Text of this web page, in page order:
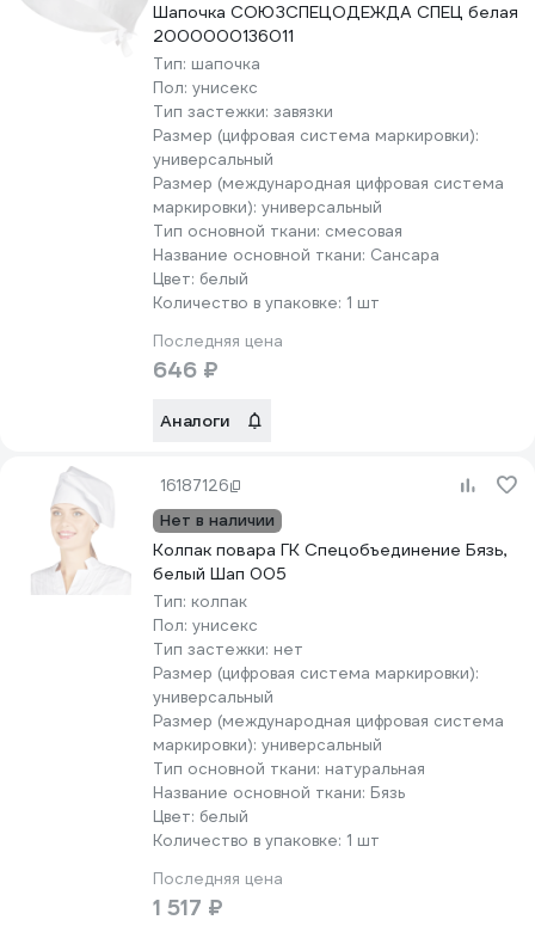
Шапочка СОЮЗСПЕЦОДЕЖДА СПЕЦ белая
2000000136011
Тип: шапочка
Пол: унисекс
Тип застежки: завязки
Размер (цифровая система маркировки):
универсальный
Размер (международная цифровая система
маркировки): универсальный
Тип основной ткани: смесовая
Название основной ткани: Сансара
Цвет: белый
Количество в упаковке: 1 шт
Последняя цена
646 ₽
Аналоги
16187126
Нет в наличии
Колпак повара ГК Спецобъединение Бязь,
белый Шап 005
Тип: колпак
Пол: унисекс
Тип застежки: нет
Размер (цифровая система маркировки):
универсальный
Размер (международная цифровая система
маркировки): универсальный
Тип основной ткани: натуральная
Название основной ткани: Бязь
Цвет: белый
Количество в упаковке: 1 шт
Последняя цена
1 517 ₽